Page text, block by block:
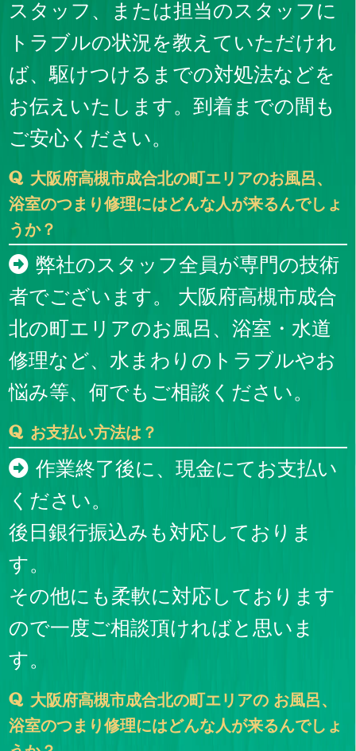
スタッフ、または担当のスタッフに
トラブルの状況を教えていただけれ
ば、駆けつけるまでの対処法などを
お伝えいたします。到着までの間も
ご安心ください。
大阪府高槻市成合北の町エリアのお風呂、
浴室のつまり修理にはどんな人が来るんでしょ
うか？
弊社のスタッフ全員が専門の技術
者でございます。 大阪府高槻市成合
北の町エリアのお風呂、浴室・水道
修理など、水まわりのトラブルやお
悩み等、何でもご相談ください。
お支払い方法は？
作業終了後に、現金にてお支払い
ください。
後日銀行振込みも対応しておりま
す。
その他にも柔軟に対応しております
ので一度ご相談頂ければと思いま
す。
大阪府高槻市成合北の町エリアの お風呂、
浴室のつまり修理にはどんな人が来るんでしょ